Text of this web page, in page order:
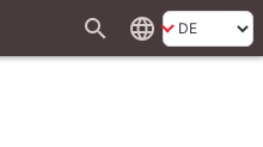
search language